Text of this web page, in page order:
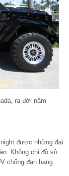
ra đời năm
được những đại
Không chỉ đồ sộ
chống đạn hạng